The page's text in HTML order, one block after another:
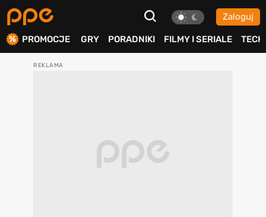
Zaloguj
PROMOCJE GRY PORADNIKI FILMY I SERIALE TECH